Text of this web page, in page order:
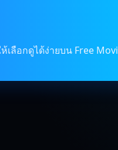
ลือกดูได้ง่ายบน Free